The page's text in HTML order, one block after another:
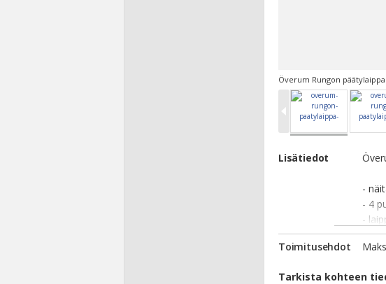
Överum Rungon
Lisätiedot
-
- 4
-
Toimitusehdot
Tarkista kohteen